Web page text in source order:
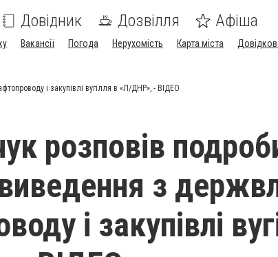
Довідник Дозвілля Афіша
Вакансії Погода Нерухомість Карта міста
і закупівлі вугілля в «Л/ДНР», - ВІДЕО
розповів
з
і закупівлі